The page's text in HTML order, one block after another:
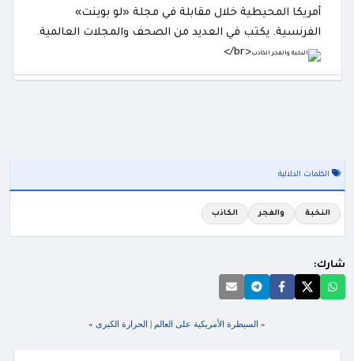
أمريكا المحيطية خلال مقابلة في مجلة «لو بوينت»
الفرنسية. يكتب في العديد من الصحف والمجلات العالمية.
<br/>
الكلمات الدلالية
النخبة والفجر الكاذب
شارك:
« السيطرة الأمريكية على العالم | الحرارة الكبرى »